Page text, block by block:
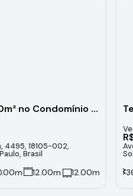
Terreno 360m² no Condomínio Villa Verona Sorocaba/SP
4495, 18105-002,
Brasil
.00m 12.00m 12.00m